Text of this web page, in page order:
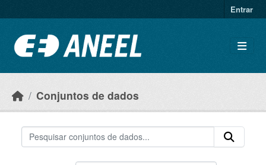
Entrar
Conjuntos de dados